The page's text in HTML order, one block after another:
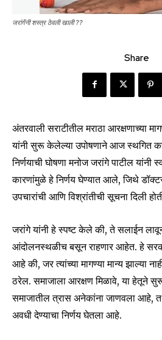
जरांगेंनी शस्त्र ठेवली खाली ??
Share
अंतरवाली सराटीतील मराठा आरक्षणाच्या
यांनी सुरू केलेल्या उपोषणाने आज स्थगित
निर्णयाची घोषणा मनोज जरांगे पाटील यांनी
कारणांमुळे हे निर्णय घेण्यात आले, जिथे
उपचारांची आणि विश्रांतीची सूचना दिली
जरांगे यांनी हे स्पष्ट केले की, ते सलाईन
आंदोलनस्थळीच बसून राहणार आहेत. हे
आहे की, जर त्यांच्या मागण्या मान्य झाल्या
ठरेल. समाजाला आरक्षण मिळावे, या हेतूने
समाजातील त्रास अनेकांना जाणवला आहे,
अवधी देण्याचा निर्णय घेतला आहे.